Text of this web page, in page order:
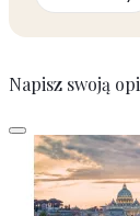
Napisz swoją